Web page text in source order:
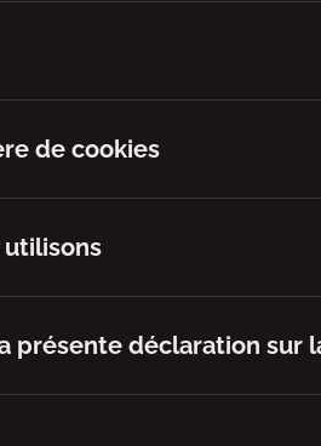
de cookies
utilisons
présente déclaration sur